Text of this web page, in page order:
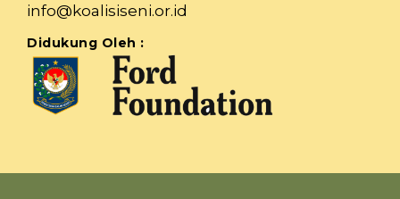
info@koalisiseni.or.id
Didukung Oleh :